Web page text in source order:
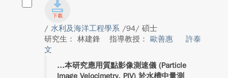
/ 水利及海洋工程學系 /94/ 碩士
研究生： 林建鋒
指導教授： 歐善惠
許泰
文
本研究應用質點影像測速儀 (Particle
Image Velocimetry, PIV) 於水槽中量測